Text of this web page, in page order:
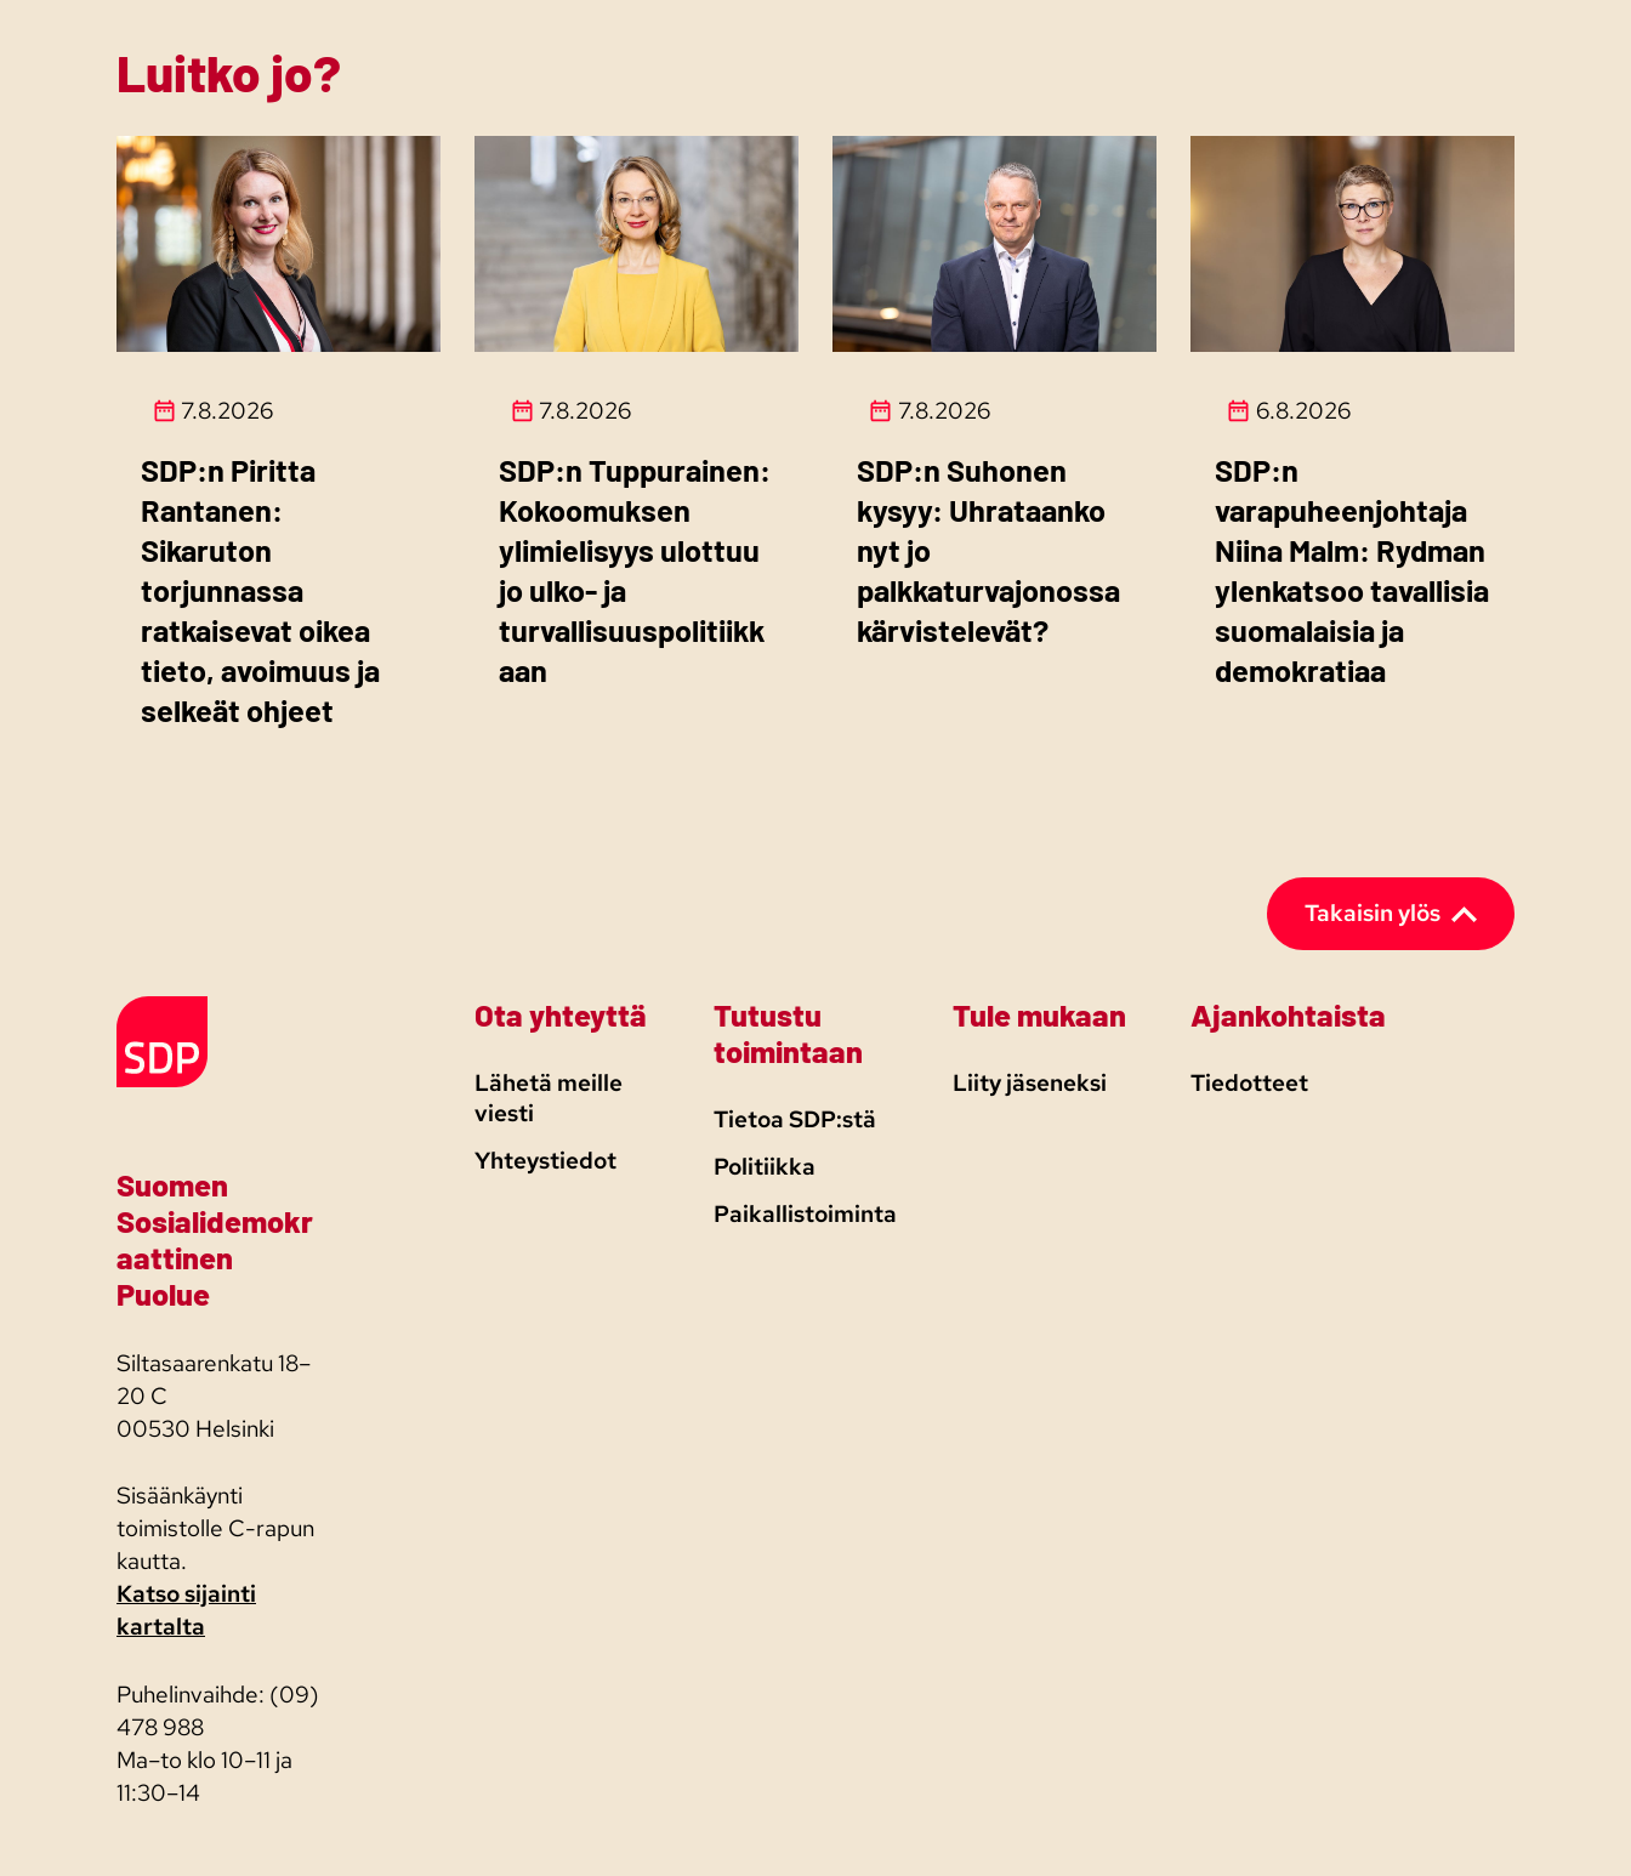
Luitko jo?
7.8.2026
SDP:n Piritta
Rantanen:
Sikaruton
torjunnassa
ratkaisevat oikea
tieto, avoimuus ja
selkeät ohjeet
7.8.2026
SDP:n Tuppurainen:
Kokoomuksen
ylimielisyys ulottuu
jo ulko- ja
turvallisuuspolitiikk
aan
7.8.2026
SDP:n Suhonen
kysyy: Uhrataanko
nyt jo
palkkaturvajonossa
kärvistelevät?
6.8.2026
SDP:n
varapuheenjohtaja
Niina Malm: Rydman
ylenkatsoo tavallisia
suomalaisia ja
demokratiaa
Takaisin ylös
Etusivulle
Suomen
Sosialidemokr
aattinen
Puolue
Siltasaarenkatu 18–
20 C
00530 Helsinki
Sisäänkäynti
toimistolle C-rapun
kautta.
Katso sijainti
kartalta
Puhelinvaihde: (09)
478 988
Ma–to klo 10–11 ja
11:30–14
Ota yhteyttä
Lähetä meille
viesti
Yhteystiedot
Tutustu
toimintaan
Tietoa SDP:stä
Politiikka
Paikallistoiminta
Tule mukaan
Liity jäseneksi
Ajankohtaista
Tiedotteet